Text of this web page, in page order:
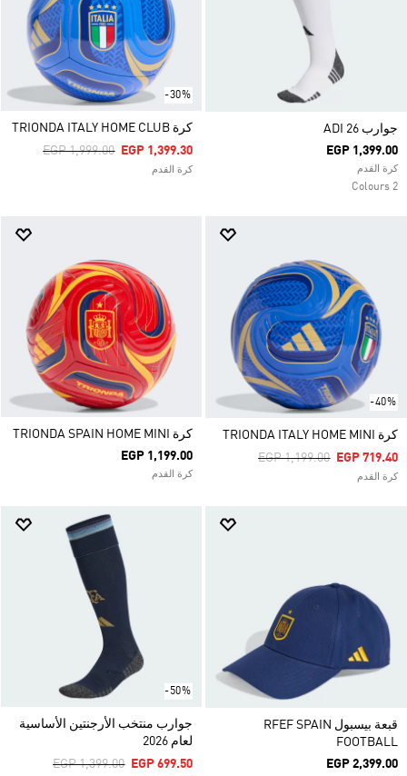
جوارب ADI 26
EGP 1,399.00
كرة القدم
2 Colours
-30%
كرة TRIONDA ITALY HOME CLUB
Price Reduced From
EGP 1,999.00ToEGP 1,399.30
كرة القدم
-40%
كرة TRIONDA ITALY HOME MINI
Price Reduced From
EGP 1,199.00ToEGP 719.40
كرة القدم
كرة TRIONDA SPAIN HOME MINI
EGP 1,199.00
كرة القدم
قبعة بيسبول RFEF SPAIN
FOOTBALL
EGP 2,399.00
-50%
جوارب منتخب الأرجنتين الأساسية
لعام 2026
Price Reduced From
EGP 1,399.00ToEGP 699.50